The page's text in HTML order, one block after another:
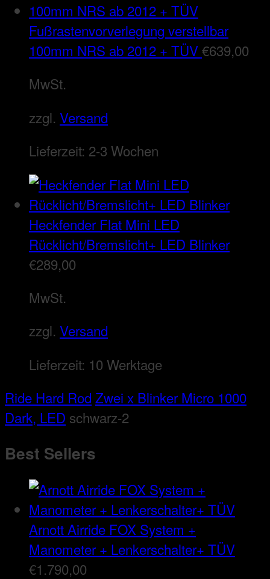
Fußrastenvorverlegung verstellbar
100mm NRS ab 2012 + TÜV€639,00
MwSt.
zzgl. Versand
Lieferzeit: 2-3 Wochen
Heckfender Flat Mini LED
Rücklicht/Bremslicht+ LED Blinker
€289,00
MwSt.
zzgl. Versand
Lieferzeit: 10 Werktage
Ride Hard Rod Zwei x Blinker Micro 1000
Dark, LED schwarz-2
Best Sellers
Arnott Airride FOX System +
Manometer + Lenkerschalter+ TÜV
€1.790,00